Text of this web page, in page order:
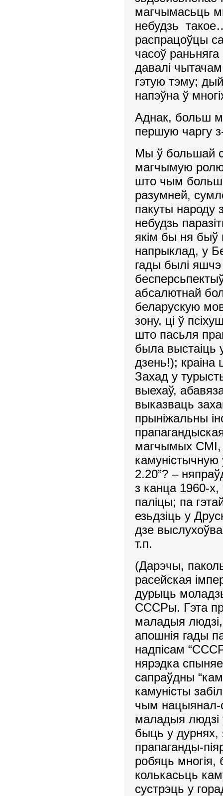
магчымасьць
небудзь
распрацоўцы
часоў
давалі
гэтую тэму;
напэўна ў
Аднак, больш
першую чаргу
Мы ў большай
магчымую ролю
што чым больш
разумней,
пакуты народу
небудзь
якім бы ня быў
напрыклад, у
гады былі
абсалютнай
беларускую
зону, ці ў
што пасьля
была выстаіць
дзень!);
Захад у
выехаў,
выказваць
прыніжальны
магчымых СМІ,
камуністычную
2.20”? –
з канца 1960-х,
паліцы; па
езьдзіць у
дзе
т.п.
(Дарэчы,
расейская
дурыць
СССРы. Гэта
маладыя
апошнія гады
надпісам
нярэдка
сапраўдны
камуністы
чым нацыянал-
маладыя людзі
быць у дурнях,
прапаганды-
робяць
колькасьць
сустрэць у